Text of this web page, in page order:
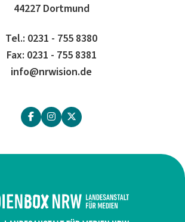
44227 Dortmund
Tel.: 0231 - 755 8380
Fax: 0231 - 755 8381
info@nrwision.de